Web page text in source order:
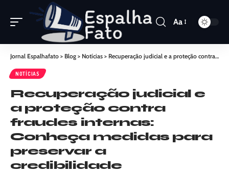
Aa
Jornal Espalhafato > Blog > Notícias > Recuperação judicial e a proteção contra fraudes internas: Conheça medidas para preservar a credibilidade
NOTÍCIAS
Recuperação judicial e
a proteção contra
fraudes internas:
Conheça medidas para
preservar a
credibilidade